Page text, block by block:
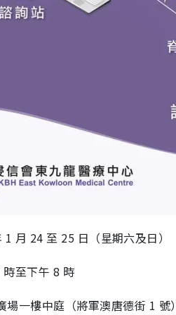
月 24 至 25 日（星期六及日）
至下午 8 時
場一樓中庭（將軍澳唐德街 1